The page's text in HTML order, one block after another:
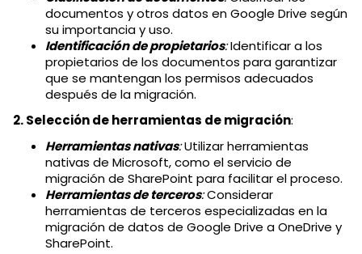
documentos y otros datos en Google Drive según
su importancia y uso.
Identificación de propietarios:Identificar a los
propietarios de los documentos para garantizar
que se mantengan los permisos adecuados
después de la migración.
2. Selección de herramientas de migración:
Herramientas nativas:Utilizar herramientas
nativas de Microsoft, como el servicio de
migración de SharePoint para facilitar el proceso.
Herramientas de terceros:Considerar
herramientas de terceros especializadas en la
migración de datos de Google Drive a OneDrive y
SharePoint.